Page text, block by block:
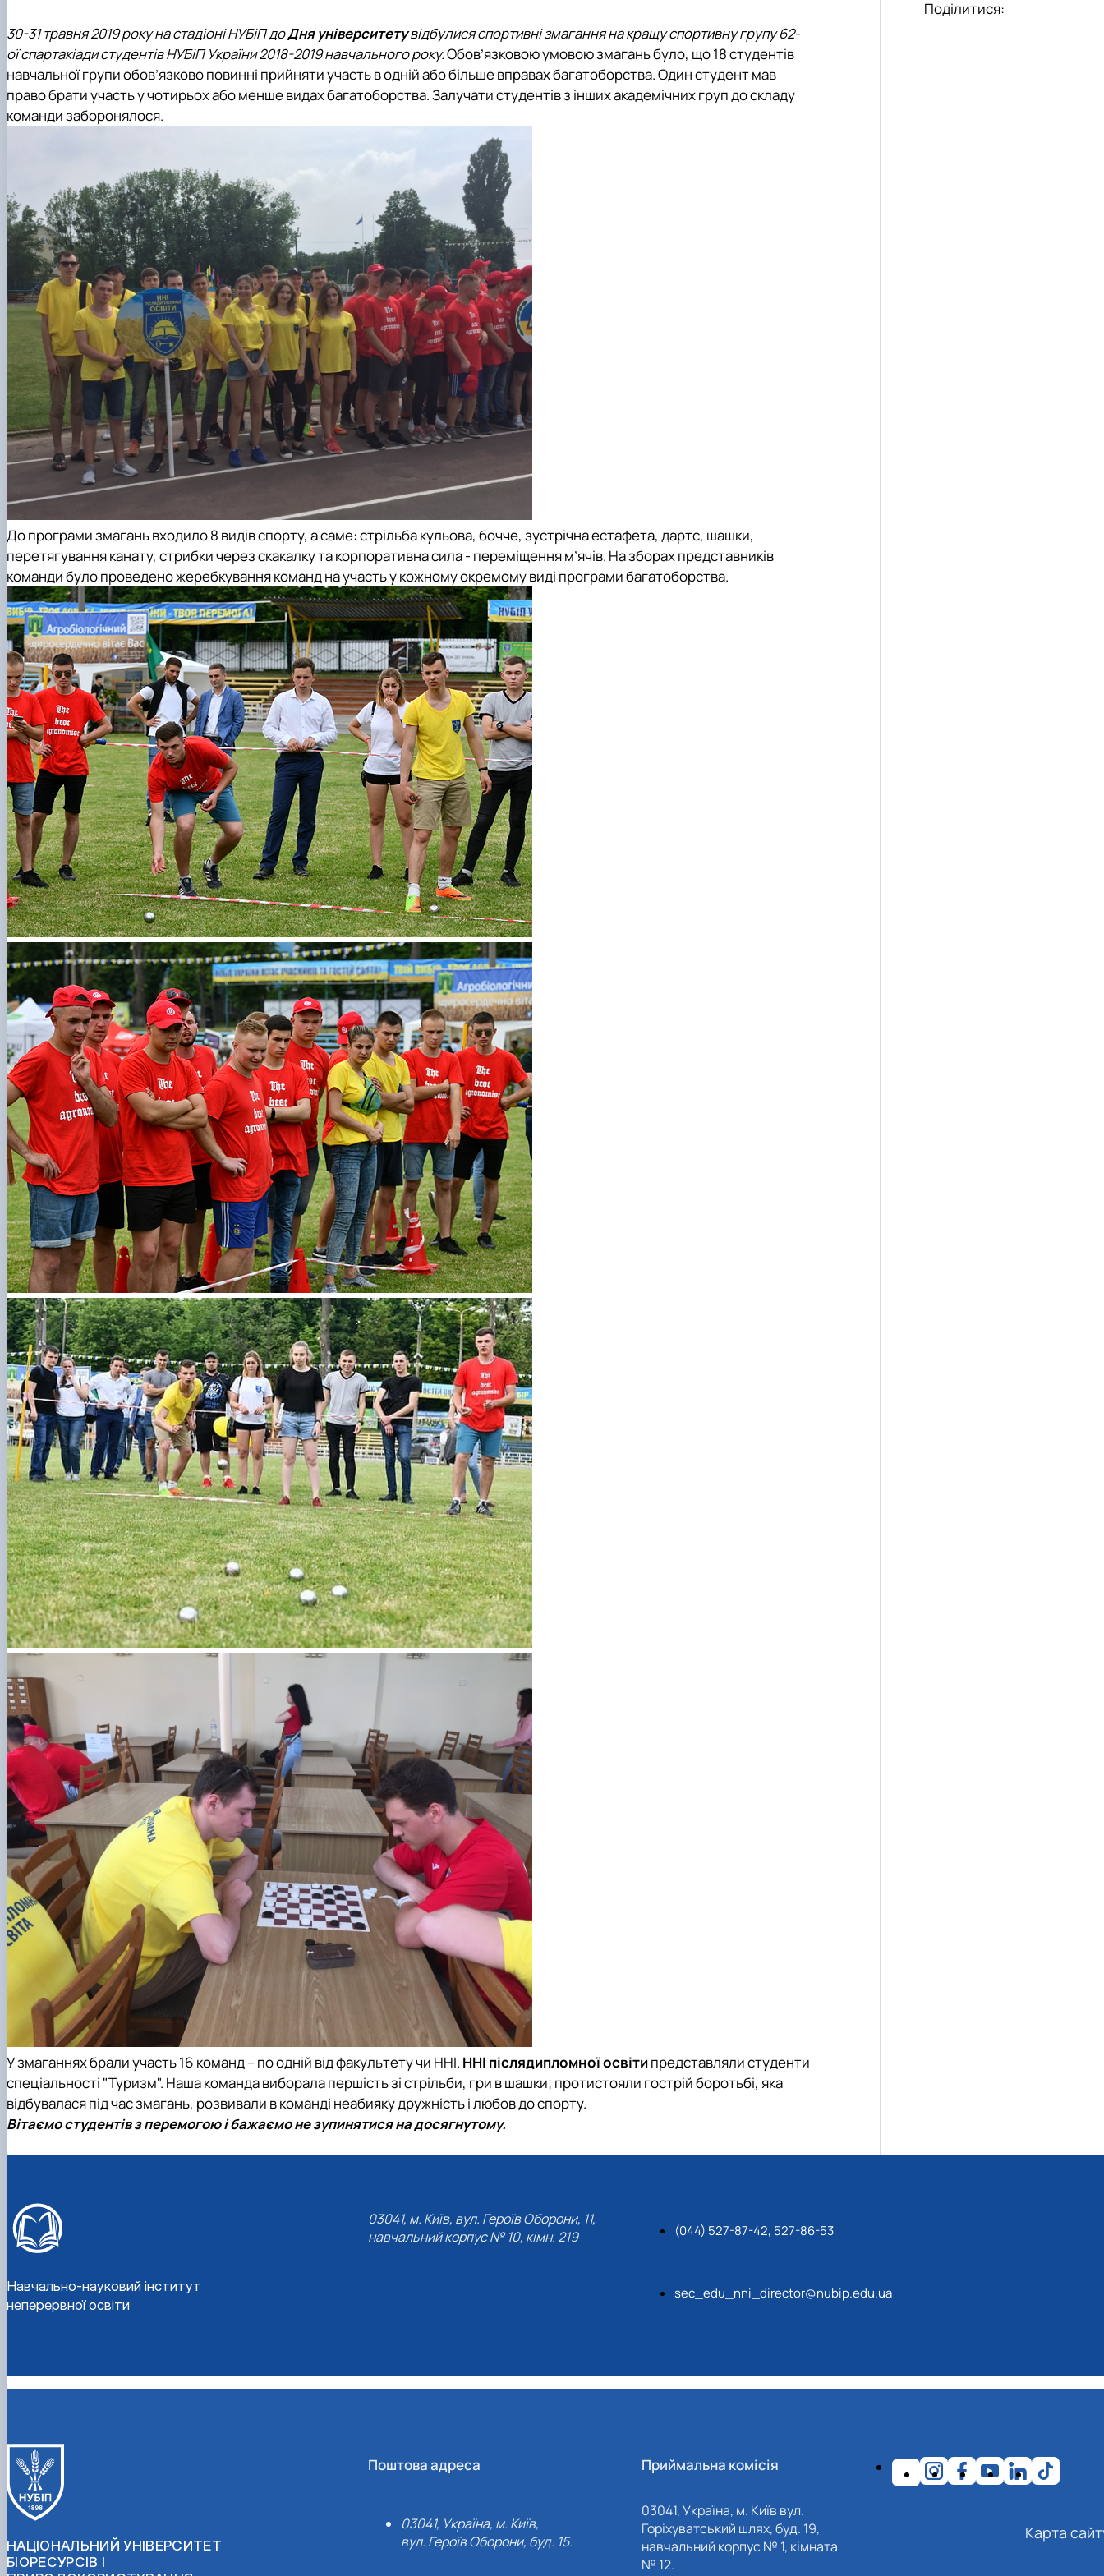
30-31 травня 2019 року на стадіоні НУБіП доДня університетувідбулися спортивні змагання на кращу спортивну групу 62-
ої спартакіади студентів НУБіП України 2018-2019 навчального року.Обов’язковою умовою змагань було, що 18 студентів
навчальної групи обов’язково повинні прийняти участь в одній або більше вправах багатоборства. Один студент мав
право брати участь у чотирьох або менше видах багатоборства. Залучати студентів з інших академічних груп до складу
команди заборонялося.
До програми змагань входило 8 видів спорту, а саме: стрільба кульова, бочче, зустрічна естафета, дартс, шашки,
перетягування канату, стрибки через скакалку та корпоративна сила - переміщення м’ячів. На зборах представників
команди було проведено жеребкування команд на участь у кожному окремому виді програми багатоборства.
У змаганнях брали участь 16 команд – по одній від факультету чи ННІ. ННІ післядипломної освітипредставляли студенти
спеціальності "Туризм". Наша командавиборала першість зі стрільби, гри в шашки; протистояли гострій боротьбі, яка
відбувалася під час змагань, розвивали в команді неабияку дружність і любов до спорту.
Вітаємо студентів з перемогою і бажаємо не зупинятися на досягнутому.
Поділитися:
Навчально-науковий інститут
неперервної освіти
03041, м. Київ, вул. Героїв Оборони, 11,
навчальний корпус № 10, кімн. 219
(044) 527-87-42, 527-86-53
sec_edu_nni_director@nubip.edu.ua
НАЦІОНАЛЬНИЙ УНІВЕРСИТЕТ
БІОРЕСУРСІВ І
Поштова адреса
03041, Україна, м. Київ,
вул. Героїв Оборони, буд. 15.
Приймальна комісія
03041, Україна, м. Київ вул.
Горіхуватський шлях, буд. 19,
навчальний корпус № 1, кімната
№ 12.
Карта